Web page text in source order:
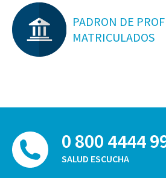
PADRON DE
MATRICULADOS
0 800 4444
SALUD ESCUCHA